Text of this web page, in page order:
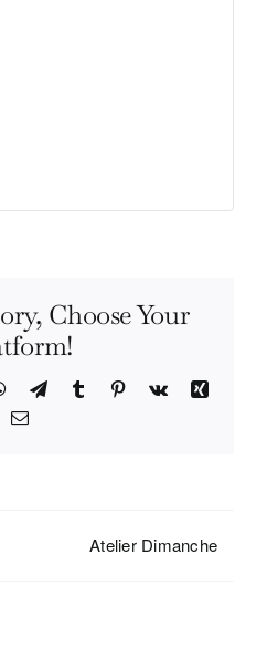
Choose Your
WhatsApp
TelegramTumblr Pinterest
Vk
Xing
Email
Atelier Dimanche